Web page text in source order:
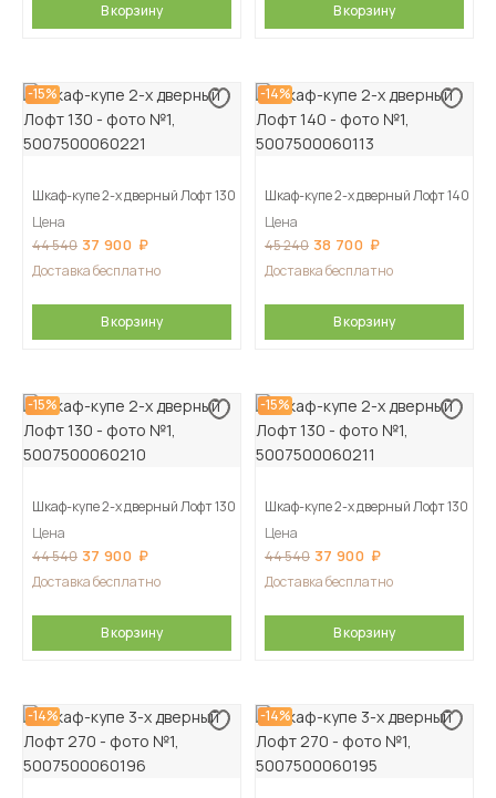
В корзину В корзину
-15%
Шкаф-купе 2-х дверный Лофт 130
Цена
44 540 37 900
Доставка бесплатно
В корзину
-14%
Шкаф-купе 2-х дверный Лофт 140
Цена
45 240 38 700
Доставка бесплатно
В корзину
-15%
Шкаф-купе 2-х дверный Лофт 130
Цена
44 540 37 900
Доставка бесплатно
В корзину
-15%
Шкаф-купе 2-х дверный Лофт 130
Цена
44 540 37 900
Доставка бесплатно
В корзину
-14% -14%